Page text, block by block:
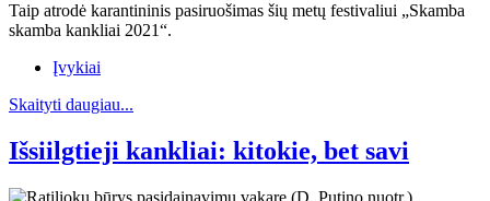
Taip atrodė karantininis pasiruošimas šių metų festivaliui „Skamba
skamba kankliai 2021“.
Įvykiai
Skaityti daugiau...
Išsiilgtieji kankliai: kitokie, bet savi